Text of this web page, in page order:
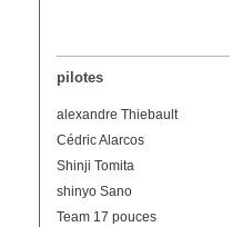
pilotes
alexandre Thiebault
Cédric Alarcos
Shinji Tomita
shinyo Sano
Team 17 pouces